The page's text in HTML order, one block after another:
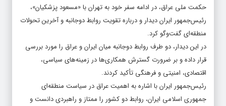
حکمت ملی عراق، در ادامه سفر خود به تهران با «مسعود پزشکیان»،
رئیس‌جمهور ایران دیدار و درباره تقویت روابط دوجانبه و آخرین تحولات
منطقه‌ای گفت‌وگو کرد.
در این دیدار، دو طرف روابط دوجانبه میان ایران و عراق را مورد بررسی
قرار داده و بر ضرورت گسترش همکاری‌ها در زمینه‌های سیاسی،
اقتصادی، امنیتی و فرهنگی تأکید کردند.
رئیس‌جمهور ایران با اشاره به اهمیت عراق در سیاست منطقه‌ای
جمهوری اسلامی ایران، روابط دو کشور را ممتاز و راهبردی دانست و